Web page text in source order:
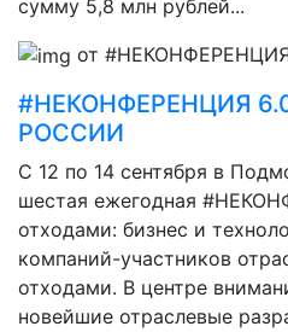
сумму 5,8 млн рублей...
от
#НЕКОНФЕРЕНЦИЯ
РОССИИ
C 12 по 14 сентября в
шестая ежегодная
отходами: бизнес и
компаний-участников
отходами. В центре
новейшие отраслевые